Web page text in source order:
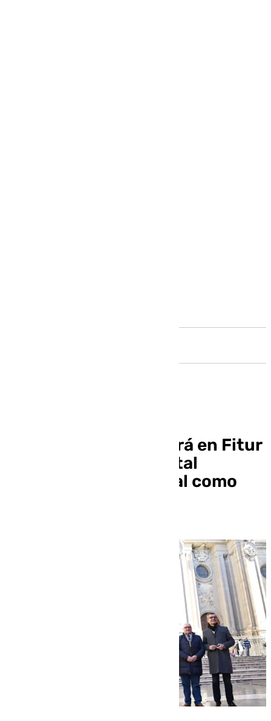
Granada promocionará en Fitur
la candidatura a capital
cultural y su potencial como